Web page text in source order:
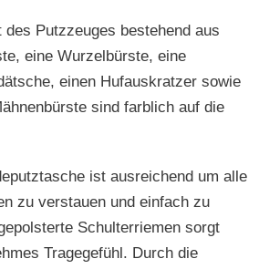
des Putzzeuges bestehend aus
eine Wurzelbürste, eine
einen Hufauskratzer sowie
sind farblich auf die
ist ausreichend um alle
zu verstauen und einfach zu
Schulterriemen sorgt
Tragegefühl. Durch die